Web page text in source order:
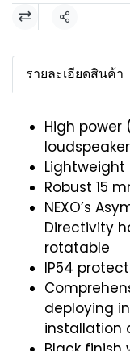
แชร์
รายละเอียดสินค้า
High power
Lightweight
Robust 15
NEXO’s
Directivity
rotatable
IP54
deploying
installation